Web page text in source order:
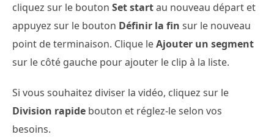
cliquez sur le bouton Set startau nouveau départ et
appuyez sur le bouton Définir la fin sur le nouveau
point de terminaison. Clique leAjouter un segment
sur le côté gauche pour ajouter le clip à la liste.
Si vous souhaitez diviser la vidéo, cliquez sur le
Division rapide bouton et réglez-le selon vos
besoins.